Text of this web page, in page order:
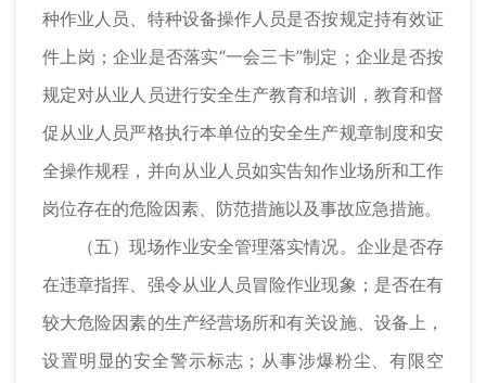
种作业人员、特种设备操作人员是否按规定持有效证
件上岗；企业是否落实“一会三卡”制定；企业是否按
规定对从业人员进行安全生产教育和培训，教育和督
促从业人员严格执行本单位的安全生产规章制度和安
全操作规程，并向从业人员如实告知作业场所和工作
岗位存在的危险因素、防范措施以及事故应急措施。
（五）现场作业安全管理落实情况。企业是否存
在违章指挥、强令从业人员冒险作业现象；是否在有
较大危险因素的生产经营场所和有关设施、设备上，
设置明显的安全警示标志；从事涉爆粉尘、有限空